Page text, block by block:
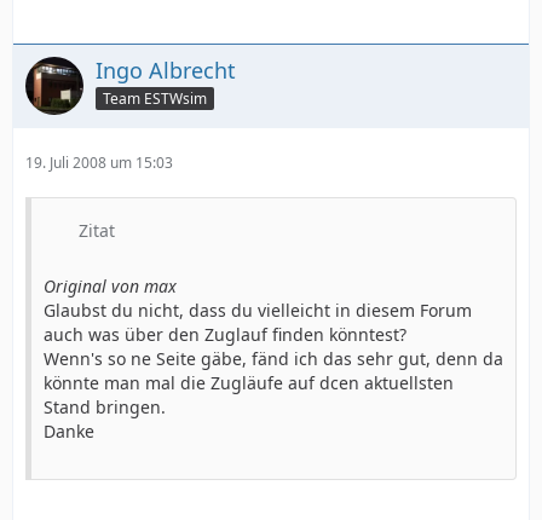
Ingo Albrecht
Team ESTWsim
19. Juli 2008 um 15:03
Zitat
Original von max
Glaubst du nicht, dass du vielleicht in diesem Forum
auch was über den Zuglauf finden könntest?
Wenn's so ne Seite gäbe, fänd ich das sehr gut, denn da
könnte man mal die Zugläufe auf dcen aktuellsten
Stand bringen.
Danke